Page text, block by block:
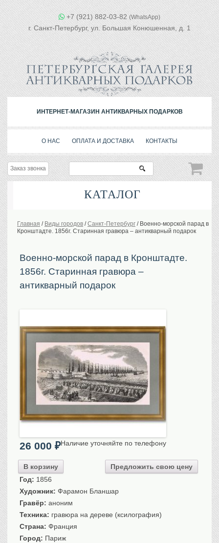
+7 (921) 882-03-82 (WhatsApp)
г. Санкт-Петербург, ул. Большая Конюшенная, д. 1
ИНТЕРНЕТ-МАГАЗИН АНТИКВАРНЫХ ПОДАРКОВ
О НАС ОПЛАТА И ДОСТАВКА КОНТАКТЫ
Заказ звонка
КАТАЛОГ
История Российской империи. Обычаи
Предметы VIP
Портреты царской семьи
Старинные планы городов
Российская империя
Прочие
Старинные карты
Российская империя
Европа
Мир
Исторические карты
Виды городов
Санкт-Петербург
Российская империя
Прочие
Ценные бумаги
История моды. Униформа
Гражданская мода
Главная / Виды городов /Санкт-Петербург / Военно-морской парад в
Кронштадте. 1856г. Старинная гравюра – антикварный подарок
Военно-морской парад в Кронштадте.
1856г. Старинная гравюра –
антикварный подарок
26 000 ₽
В корзину Предложить свою цену
Наличие уточняйте по телефону
Год: 1856
Художник: Фарамон Бланшар
Гравёр: аноним
Техника: гравюра на дереве (ксилография)
Страна: Франция
Город: Париж